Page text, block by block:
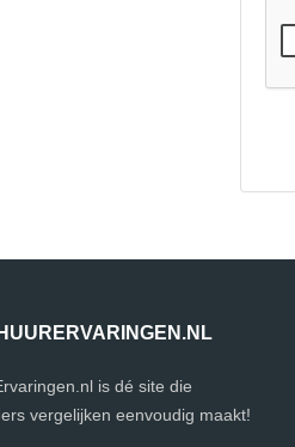
is dé site die
vergelijken eenvoudig maakt!